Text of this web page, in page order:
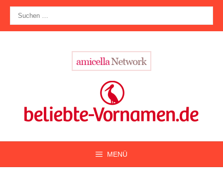
Zum
Inhalt
springen
nach:
MENÜ